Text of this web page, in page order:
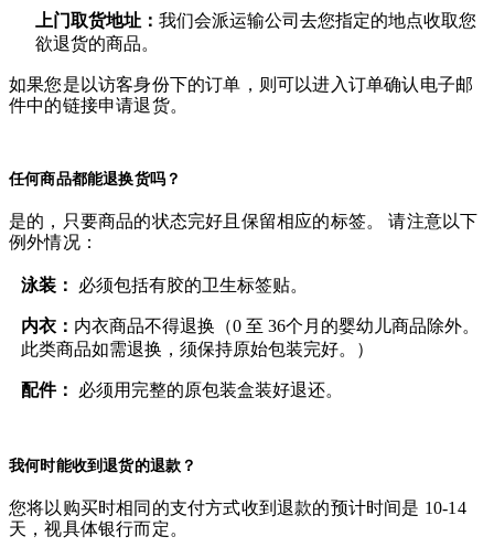
上门取货地址： 我们会派运输公司去您指定的地点收取您
欲退货的商品。
如果您是以访客身份下的订单，则可以进入订单确认电子邮
件中的链接申请退货。
任何商品都能退换货吗？
是的，只要商品的状态完好且保留相应的标签。 请注意以下
例外情况：
泳装： 必须包括有胶的卫生标签贴。
内衣： 内衣商品不得退换（0 至 36个月的婴幼儿商品除外。
此类商品如需退换，须保持原始包装完好。）
配件： 必须用完整的原包装盒装好退还。
我何时能收到退货的退款？
您将以购买时相同的支付方式收到退款的预计时间是 10-14
天，视具体银行而定。